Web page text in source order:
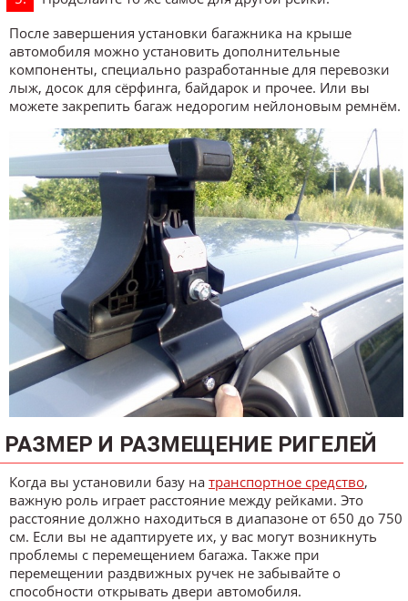
После завершения установки багажника на крыше
автомобиля можно установить дополнительные
компоненты, специально разработанные для перевозки
лыж, досок для сёрфинга, байдарок и прочее. Или вы
можете закрепить багаж недорогим нейлоновым ремнём.
РАЗМЕР И РАЗМЕЩЕНИЕ РИГЕЛЕЙ
Когда вы установили базу на транспортное средство,
важную роль играет расстояние между рейками. Это
расстояние должно находиться в диапазоне от 650 до 750
см. Если вы не адаптируете их, у вас могут возникнуть
проблемы с перемещением багажа. Также при
перемещении раздвижных ручек не забывайте о
способности открывать двери автомобиля.